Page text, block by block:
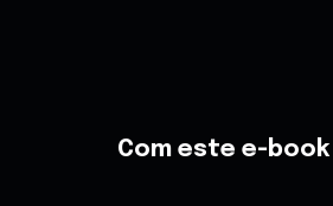
Com este e-book